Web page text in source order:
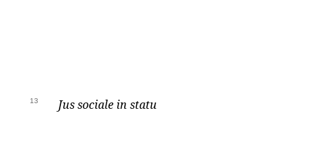
13 Jus sociale in statu